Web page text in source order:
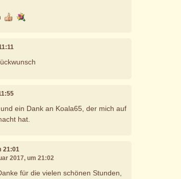
ein Dank an Koala65, der mich auf
hat.
21:01
2017, um 21:02
für die vielen schönen Stunden,